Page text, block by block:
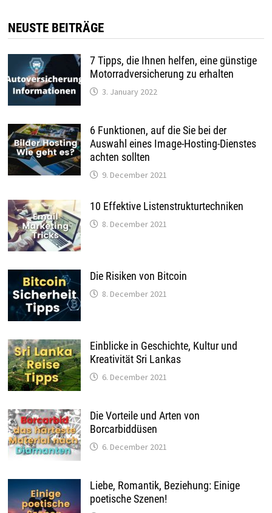
NEUSTE BEITRÄGE
7 Tipps, die Ihnen helfen, eine günstige
Motorradversicherung zu erhalten
3. January 2022
6 Funktionen, auf die Sie bei der
Auswahl eines Image-Hosting-Dienstes
achten sollten
9. December 2021
10 Effektive Listenstrukturtechniken
8. December 2021
Die Risiken von Bitcoin
8. December 2021
Einblicke in Geschichte, Kultur und
Kreativität Sri Lankas
6. December 2021
Die Vorteile und Arten von
Borcarbiddüsen
6. December 2021
Liebe, Romantik, Beziehung: Einige
poetische Szenen!